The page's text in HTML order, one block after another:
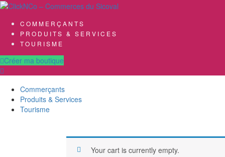
COMMERÇANTS
PRODUITS & SERVICES
TOURISME
Créer ma boutique
Commerçants
Produits & Services
Tourisme
Your cart is currently empty.